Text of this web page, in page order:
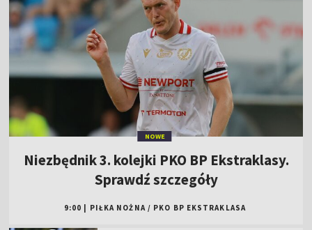
NOWE
Niezbędnik 3. kolejki PKO BP Ekstraklasy.
Sprawdź szczegóły
9:00 PIŁKA NOŻNA / PKO BP EKSTRAKLASA